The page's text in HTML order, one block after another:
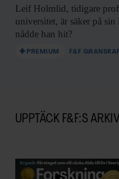
Leif Holmlid, tidigare
universitet, är säker på
nådde han hit?
PREMIUM F&F
UPPTÄCK F&F:S